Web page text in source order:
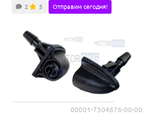
00001-7504676-00-00
2 5 Отправим сегодня!